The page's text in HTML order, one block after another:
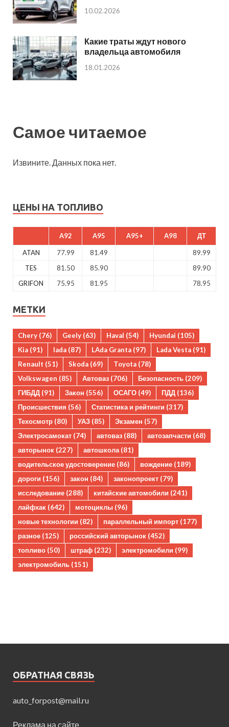
10.02.2026
Какие траты ждут нового
владельца автомобиля
18.01.2026
Самое читаемое
Извините. Данных пока нет.
ЦЕНЫ НА ТОПЛИВО
A92 A95 A95+ A98 ДТ
ATAN 77.99 81.49
89.99
TES
81.50 85.90
89.90
GRIFON
75.95 81.95 78.95
МЕТКИ
Chery (76) Geely (63) Haval (54) Hyundai (105)
Kia (91) lada (87) LAda Granta (97) Lada Vesta (91)
Renault (51) Skoda (69) Toyota (78)
Volkswagen (85) Автоваз (706) Безопасность (209)
ГИБДД (91) Закон (556) ОСАГО (49) ПДД (136)
Происшествия (56) Статистика и рейтинги (317)
Техосмотр (80) УАЗ (85) Экзамен (57)
Электросамокат (74) автоваз (88) автозапчасти (68)
авторынок (227) автошкола(81)
водительское удостоверение (86) вождение (189)
дороги (156) закон (84) законопроект (79)
исследование (288) китайские автомобили (241)
лайфхак (642) мотоциклы (96)
новые технологии (82) параллельный импорт (177)
разное (125) российский авторынок (452)
топливо (50) штраф (232) электромобили (99)
электромобиль (151)
ОБРАТНАЯ СВЯЗЬ
auto_forpost@mail.ru
Реклама на сайте